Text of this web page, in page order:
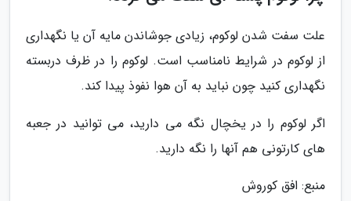
علت سفت شدن لوکوم، زیادی جوشاندن مایه آن یا نگهداری
از لوکوم در شرایط نامناسب است. لوکوم را در ظرف دربسته
نگهداری کنید چون نباید به آن هوا نفوذ پیدا کند.
اگر لوکوم را در یخچال نگه می دارید، می توانید در جعبه
های کارتونی هم آنها را نگه دارید.
منبع: افق کوروش